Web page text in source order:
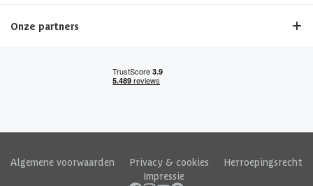
Onze partners
Algemene voorwaarden Privacy & cookies
Herroepingsrecht
Impressie